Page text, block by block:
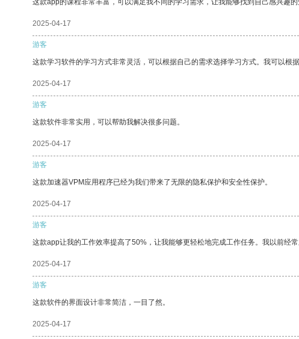
这款app的课程非常丰富，可以满足我不同的学习需求，让我能够找到自己感兴趣的
2025-04-17
游客
这款学习软件的学习方式非常灵活，可以根据自己的需求选择学习方式。我可以根
2025-04-17
游客
这款软件非常实用，可以帮助我解决很多问题。
2025-04-17
游客
这款加速器VPM应用程序已经为我们带来了无限的隐私保护和安全性保护。
2025-04-17
游客
这款app让我的工作效率提高了50%，让我能够更轻松地完成工作任务。我以前经
2025-04-17
游客
这款软件的界面设计非常简洁，一目了然。
2025-04-17